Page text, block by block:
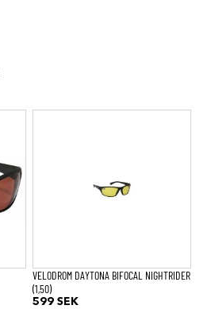
VELODROM DAYTONA BIFOCAL NIGHTRIDER
(1,50)
599 SEK